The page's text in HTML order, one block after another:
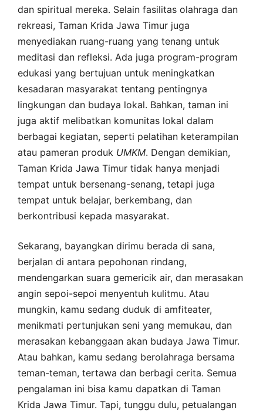
dan spiritual mereka. Selain fasilitas olahraga dan
rekreasi, Taman Krida Jawa Timur juga
menyediakan ruang-ruang yang tenang untuk
meditasi dan refleksi. Ada juga program-program
edukasi yang bertujuan untuk meningkatkan
kesadaran masyarakat tentang pentingnya
lingkungan dan budaya lokal. Bahkan, taman ini
juga aktif melibatkan komunitas lokal dalam
berbagai kegiatan, seperti pelatihan keterampilan
atau pameran produk UMKM. Dengan demikian,
Taman Krida Jawa Timur tidak hanya menjadi
tempat untuk bersenang-senang, tetapi juga
tempat untuk belajar, berkembang, dan
berkontribusi kepada masyarakat.
Sekarang, bayangkan dirimu berada di sana,
berjalan di antara pepohonan rindang,
mendengarkan suara gemericik air, dan merasakan
angin sepoi-sepoi menyentuh kulitmu. Atau
mungkin, kamu sedang duduk di amfiteater,
menikmati pertunjukan seni yang memukau, dan
merasakan kebanggaan akan budaya Jawa Timur.
Atau bahkan, kamu sedang berolahraga bersama
teman-teman, tertawa dan berbagi cerita. Semua
pengalaman ini bisa kamu dapatkan di Taman
Krida Jawa Timur. Tapi, tunggu dulu, petualangan